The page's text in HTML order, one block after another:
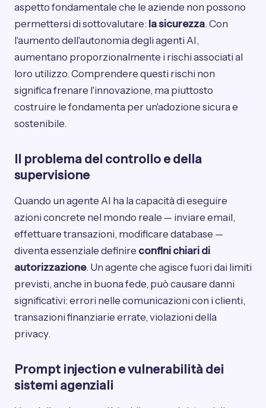
aspetto fondamentale che le aziende non possono
permettersi di sottovalutare: la sicurezza. Con
l'aumento dell'autonomia degli agenti AI,
aumentano proporzionalmente i rischi associati al
loro utilizzo. Comprendere questi rischi non
significa frenare l'innovazione, ma piuttosto
costruire le fondamenta per un'adozione sicura e
sostenibile.
Il problema del controllo e della
supervisione
Quando un agente AI ha la capacità di eseguire
azioni concrete nel mondo reale — inviare email,
effettuare transazioni, modificare database —
diventa essenziale definire confini chiari di
autorizzazione. Un agente che agisce fuori dai limiti
previsti, anche in buona fede, può causare danni
significativi: errori nelle comunicazioni con i clienti,
transazioni finanziarie errate, violazioni della
privacy.
Prompt injection e vulnerabilità dei
sistemi agenziali